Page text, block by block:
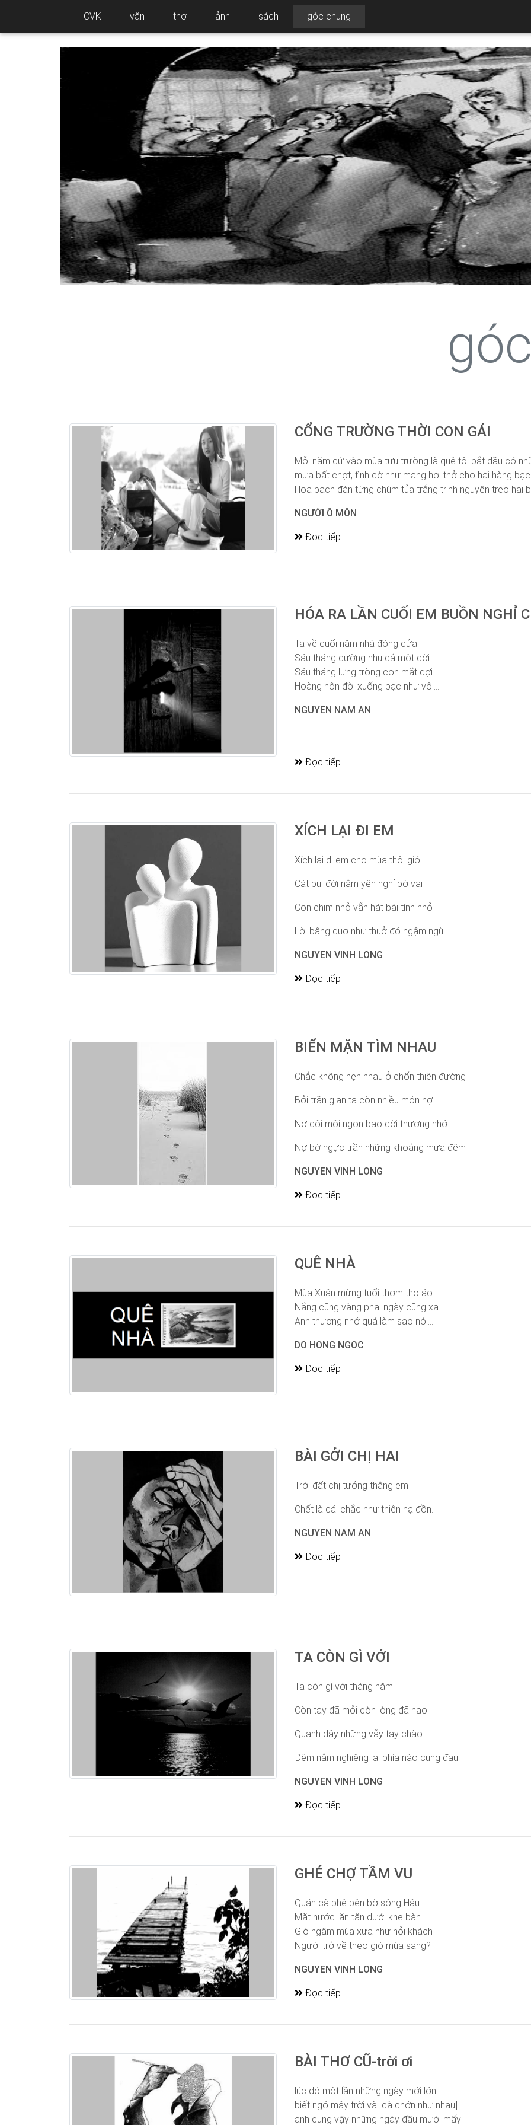
CVK văn thơ ảnh sách góc chung
CỔNG TRƯỜNG THỜI CON GÁI
Mỗi năm cứ vào mùa tựu trường là quê tôi bắt đầu có
mưa bất chợt, tình cờ như mang hơi thở cho hai hàng
Hoa bạch đàn từng chùm tủa trắng trinh nguyên treo hai
NGƯỜI Ô MÔN
Đọc tiếp
HÓA RA LẦN CUỐI EM BUỒN NGHỈ
Ta về cuối năm nhà đóng cửa
Sáu tháng dường nhu cả một đời
Sáu tháng lưng tròng con mắt đợi
Hoàng hôn đời xuống bạc như vôi...
NGUYEN NAM AN
Đọc tiếp
XÍCH LẠI ĐI EM
Xích lại đi em cho mùa thôi gió
Cát bụi đời nằm yên nghỉ bờ vai
Con chim nhỏ vẫn hát bài tình nhỏ
Lời bâng quơ như thuở đó ngậm ngùi
NGUYEN VINH LONG
Đọc tiếp
BIỂN MẶN TÌM NHAU
Chắc không hẹn nhau ở chốn thiên đường
Bởi trần gian ta còn nhiều món nợ
Nợ đôi môi ngon bao đời thương nhớ
Nợ bờ ngực trần những khoảng mưa đêm
NGUYEN VINH LONG
Đọc tiếp
QUÊ NHÀ
Mùa Xuân mừng tuổi thơm tho áo
Nắng cũng vàng phai ngày cũng xa
Anh thương nhớ quá làm sao nói...
DO HONG NGOC
Đọc tiếp
BÀI GỞI CHỊ HAI
Trời đất chị tưởng thằng em
Chết là cái chắc như thiên hạ đồn...
NGUYEN NAM AN
Đọc tiếp
TA CÒN GÌ VỚI
Ta còn gì với tháng năm
Còn tay đã mỏi còn lòng đã hao
Quanh đây những vẫy tay chào
Đêm nằm nghiêng lại phía nào cũng đau!
NGUYEN VINH LONG
Đọc tiếp
GHÉ CHỢ TẦM VU
Quán cà phê bên bờ sông Hậu
Mặt nước lăn tăn dưới khe bàn
Gió ngậm mùa xưa như hỏi khách
Người trở về theo gió mùa sang?
NGUYEN VINH LONG
Đọc tiếp
BÀI THƠ CŨ-trời ơi
lúc đó một lần những ngày mới lớn
biết ngó mây trời và [cà chớn như nhau]
anh cũng vậy những ngày đầu mười mấy